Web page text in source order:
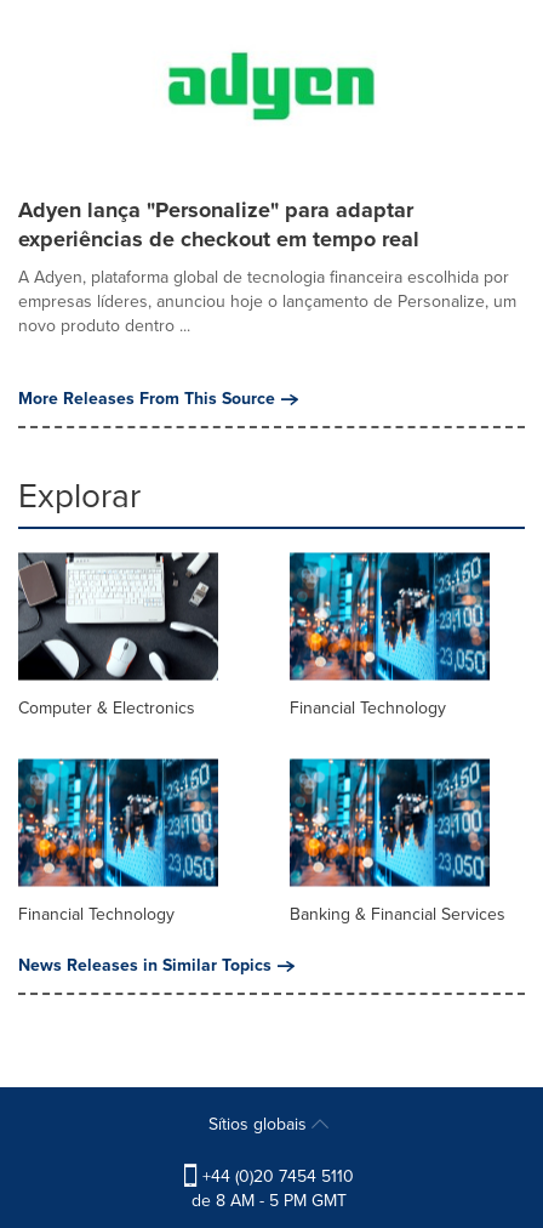
Adyen lança "Personalize" para adaptar
experiências de checkout em tempo real
A Adyen, plataforma global de tecnologia financeira escolhida por
empresas líderes, anunciou hoje o lançamento de Personalize, um
novo produto dentro ...
More Releases From This Source
Explorar
Computer & Electronics Financial Technology
Financial Technology
Banking & Financial Services
News Releases in Similar Topics
Sítios globais
+44 (0)20 7454 5110
de 8 AM - 5 PM GMT